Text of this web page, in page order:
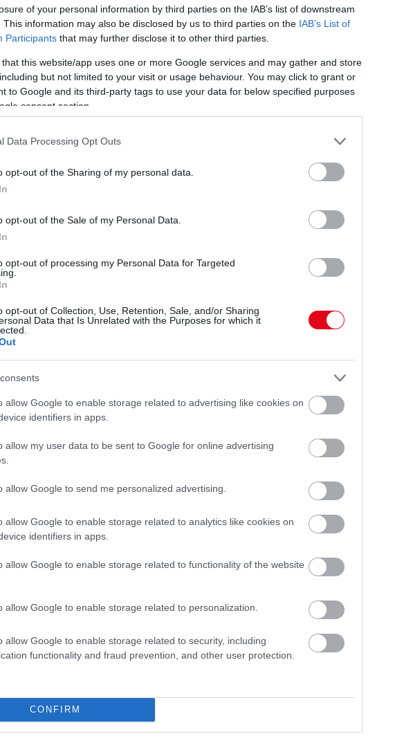
of your personal information by third parties on the IAB’s list of downstream
This information may also be disclosed by us to third parties on the IAB’s List of
Participants that may further disclose it to other third parties.
that this website/app uses one or more Google services and may gather and store
but not limited to your visit or usage behaviour. You may click to grant or
to Google and its third-party tags to use your data for below specified purposes
consent section.
Data Processing Opt Outs
opt-out of the Sharing of my personal data.
opt-out of the Sale of my Personal Data.
opt-out of processing my Personal Data for Targeted
opt-out of Collection, Use, Retention, Sale, and/or Sharing
Data that Is Unrelated with the Purposes for which it
allow Google to enable storage related to advertising like cookies on
identifiers in apps.
allow my user data to be sent to Google for online advertising
allow Google to send me personalized advertising.
allow Google to enable storage related to analytics like cookies on
identifiers in apps.
allow Google to enable storage related to functionality of the website
allow Google to enable storage related to personalization.
allow Google to enable storage related to security, including
functionality and fraud prevention, and other user protection.
CONFIRM
Meadow. Édesanyja Rebecca Soteros, a színész
most valóban meglepte a világot.
lett az új stílusával!
friss képeiért!
WALKER